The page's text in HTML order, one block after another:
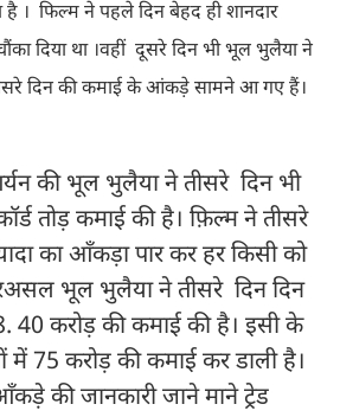
। फिल्म ने पहले दिन बेहद ही शानदार
दिया था ।वहीं दूसरे दिन भी भूल भुलैया ने
दिन की कमाई के आंकड़े सामने आ गए हैं।
की भूल भुलैया ने तीसरे दिन भी
तोड़ कमाई की है। फ़िल्म ने तीसरे
का आँकड़ा पार कर हर किसी को
भूल भुलैया ने तीसरे दिन दिन
करोड़ की कमाई की है। इसी के
में 75 करोड़ की कमाई कर डाली है।
की जानकारी जाने माने ट्रेड